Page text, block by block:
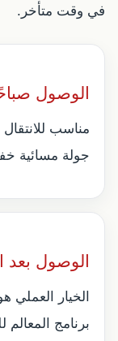
في وقت متأخر.
الوصول
مناسب
جولة مسائية
الوصول بعد
الخيار العملي
برنامج المعالم